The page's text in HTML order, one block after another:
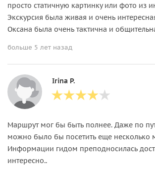
просто статичную картинку или фото из
Экскурсия была живая и очень
Оксана была очень тактична и
больше 5 лет назад
Irina P.
Маршрут мог бы быть полнее. Даже по
можно было бы посетить еще несколько
Информации гидом преподносилась
интересно..